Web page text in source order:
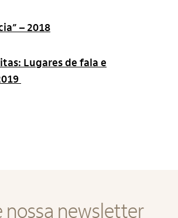
e Política de
– 2018
Lugares de fala e
nossa newsletter